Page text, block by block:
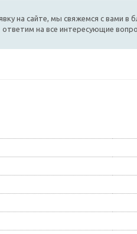
на сайте, мы свяжемся с вами в
ответим на все интересующие